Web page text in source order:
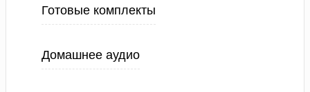
Готовые комплекты
Домашнее аудио